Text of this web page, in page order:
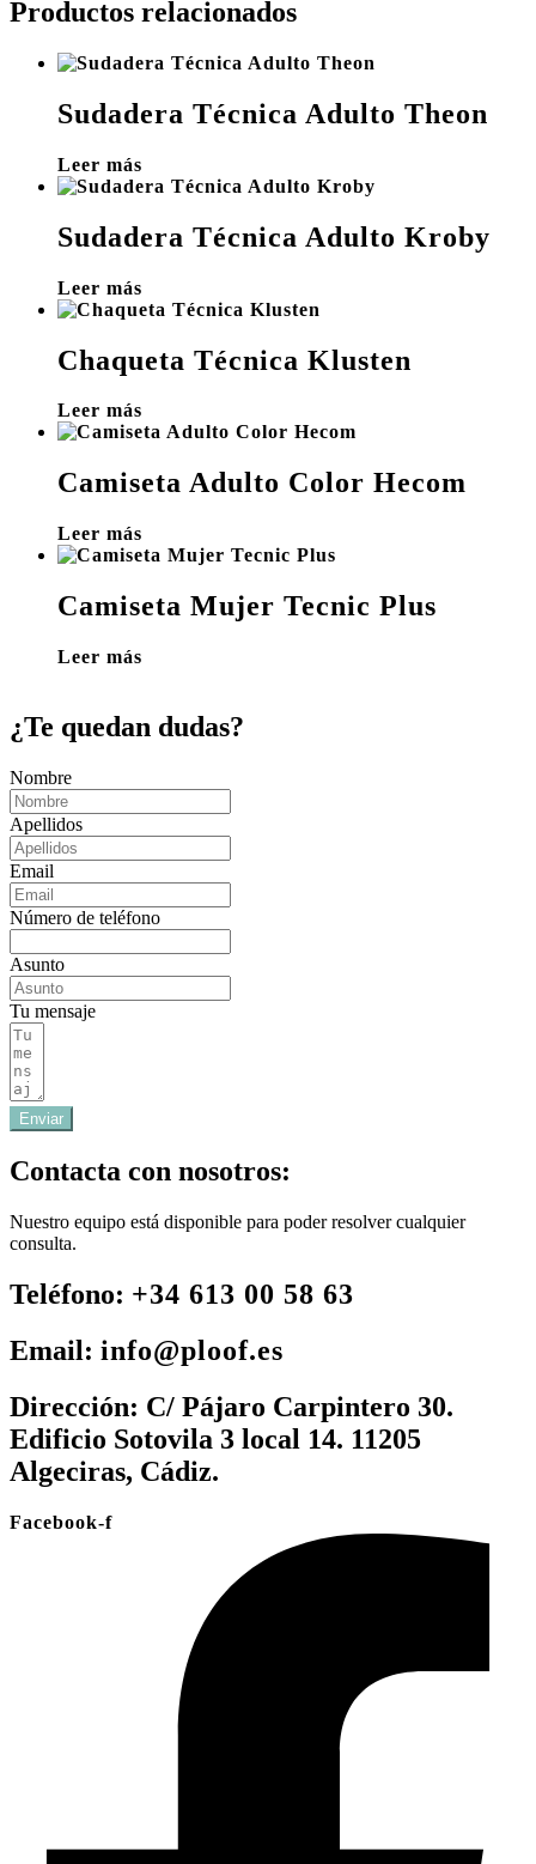
Productos relacionados
Sudadera Técnica Adulto Theon
Leer más
Sudadera Técnica Adulto Kroby
Leer más
Chaqueta Técnica Klusten
Leer más
Camiseta Adulto Color Hecom
Leer más
Camiseta Mujer Tecnic Plus
Leer más
¿Te quedan dudas?
Nombre
Apellidos
Email
Número de teléfono
Asunto
Tu mensaje
Enviar
Contacta con nosotros:
Nuestro equipo está disponible para poder resolver cualquier
consulta.
Teléfono: +34 613 00 58 63
Email: info@ploof.es
Dirección: C/ Pájaro Carpintero 30.
Edificio Sotovila 3 local 14. 11205
Algeciras, Cádiz.
Facebook-f